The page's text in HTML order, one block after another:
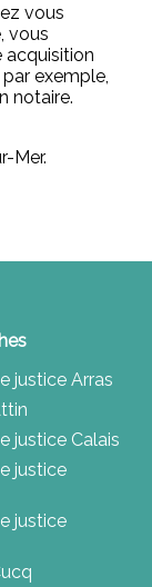
vous
vous
acquisition
exemple,
notaire.
Mer.
justice Arras
justice Calais
justice
justice